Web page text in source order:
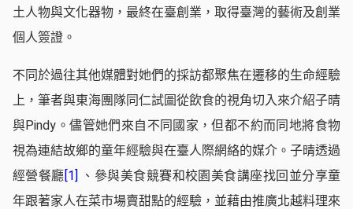
土人物與文化器物，最終在臺創業，取得臺灣的藝術及創業
個人簽證。
不同於過往其他媒體對她們的採訪都聚焦在遷移的生命經驗
上，筆者與東海團隊同仁試圖從飲食的視角切入來介紹子晴
與Pindy。儘管她們來自不同國家，但都不約而同地將食物
視為連結故鄉的童年經驗與在臺人際網絡的媒介。子晴透過
經營餐廳[1]
、參與美食競賽和校園美食講座找回並分享童
年跟著家人在菜市場賣甜點的經驗，並藉由推廣北越料理來